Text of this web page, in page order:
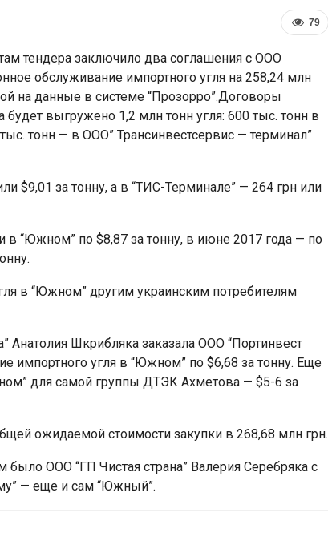
79
тендера заключило два соглашения с ООО
обслуживание импортного угля на 258,24 млн
на данные в системе “Прозорро”.Договоры
выгружено 1,2 млн тонн угля: 600 тыс. тонн в
тонн — в ООО” Трансинвестсервис — терминал”
$9,01 за тонну, а в “ТИС-Терминале” — 264 грн или
в “Южном” по $8,87 за тонну, в июне 2017 года — по
в “Южном” другим украинским потребителям
Анатолия Шкрибляка заказала ООО “Портинвест
импортного угля в “Южном” по $6,68 за тонну. Еще
для самой группы ДТЭК Ахметова — $5-6 за
ожидаемой стоимости закупки в 268,68 млн грн.
было ООО “ГП Чистая страна” Валерия Серебряка с
— еще и сам “Южный”.